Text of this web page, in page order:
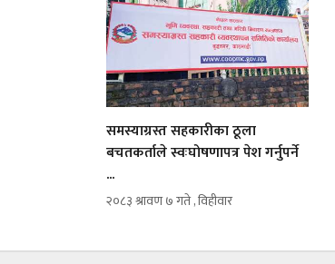
समस्याग्रस्त सहकारीका ठूला
बचतकर्ताले स्वःघोषणापत्र पेश गर्नुपर्ने
...
२०८३ श्रावण ७ गते , विहीवार